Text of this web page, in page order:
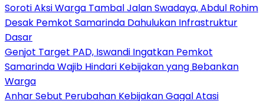
Soroti Aksi Warga Tambal Jalan Swadaya, Abdul Rohim
Desak Pemkot Samarinda Dahulukan Infrastruktur
Dasar
Genjot Target PAD, Iswandi Ingatkan Pemkot
Samarinda Wajib Hindari Kebijakan yang Bebankan
Warga
Anhar Sebut Perubahan Kebijakan Gagal Atasi